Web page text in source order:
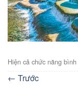
Hiện cả chức năng
← Trước